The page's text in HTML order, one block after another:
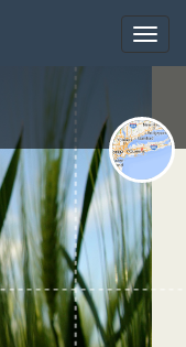
Toggle
Toggle